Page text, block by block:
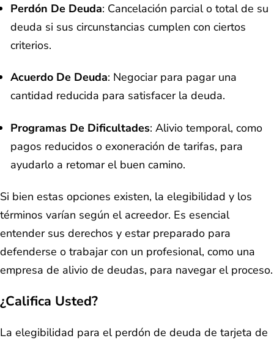
Perdón De Deuda: Cancelación parcial o total de su
deuda si sus circunstancias cumplen con ciertos
criterios.
Acuerdo De Deuda: Negociar para pagar una
cantidad reducida para satisfacer la deuda.
Programas De Dificultades: Alivio temporal, como
pagos reducidos o exoneración de tarifas, para
ayudarlo a retomar el buen camino.
Si bien estas opciones existen, la elegibilidad y los
términos varían según el acreedor. Es esencial
entender sus derechos y estar preparado para
defenderse o trabajar con un profesional, como una
empresa de alivio de deudas, para navegar el proceso.
¿Califica Usted?
La elegibilidad para el perdón de deuda de tarjeta de